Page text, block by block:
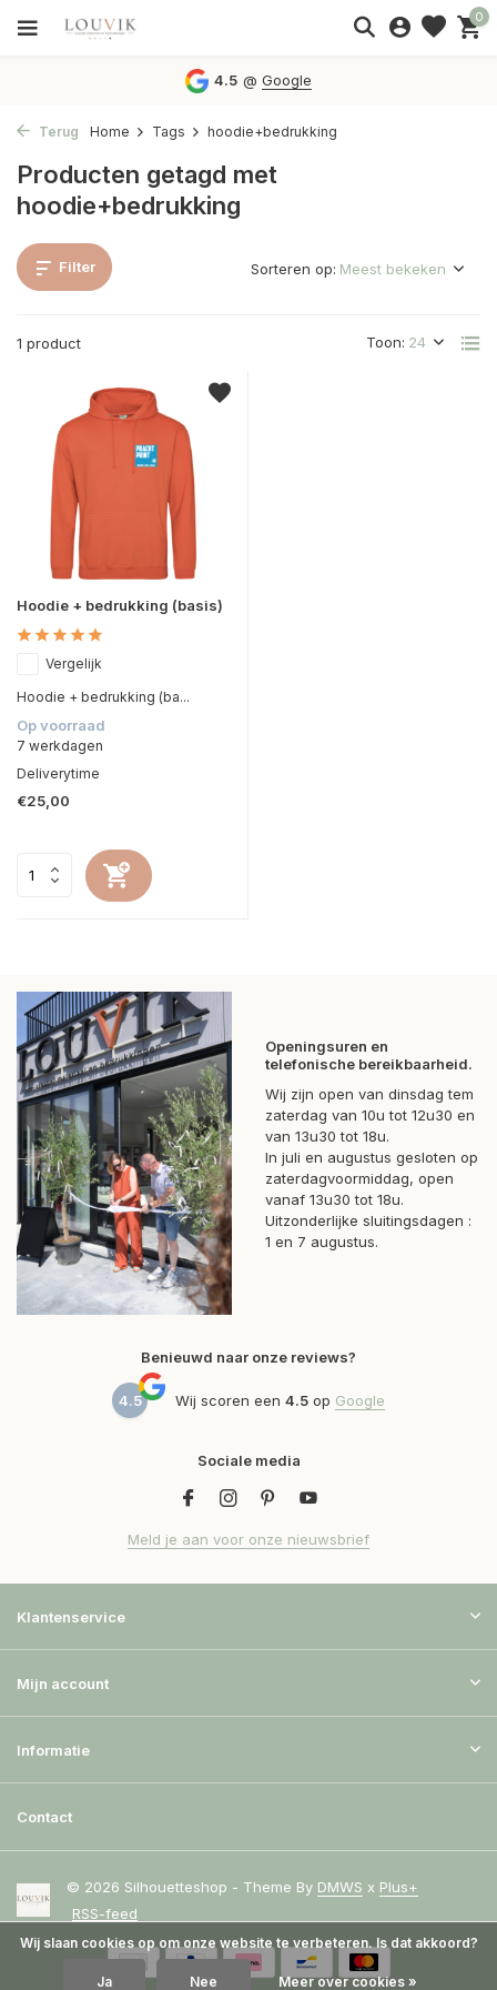
0
4.5 @Google
Terug Home Tags hoodie+bedrukking
Producten getagd met
hoodie+bedrukking
Filter
1 product Toon:
Sorteren op:
Hoodie + bedrukking (basis)
Vergelijk
Hoodie + bedrukking (ba...
Op voorraad
7 werkdagen
Deliverytime
€25,00
Openingsuren en
telefonische bereikbaarheid.
Wij zijn open van dinsdag tem
zaterdag van 10u tot 12u30 en
van 13u30 tot 18u.
In juli en augustus gesloten op
zaterdagvoormiddag, open
vanaf 13u30 tot 18u.
Uitzonderlijke sluitingsdagen :
1 en 7 augustus.
Benieuwd naar onze reviews?
4.5 Wij scoren een 4.5 op Google
Sociale media
Meld je aan voor onze nieuwsbrief
Klantenservice
Mijn account
Informatie
Contact
© 2026 Silhouetteshop - Theme By DMWS x Plus+
RSS-feed
Wij slaan cookies op om onze website te verbeteren. Is dat akkoord?
Ja Nee Meer over cookies »